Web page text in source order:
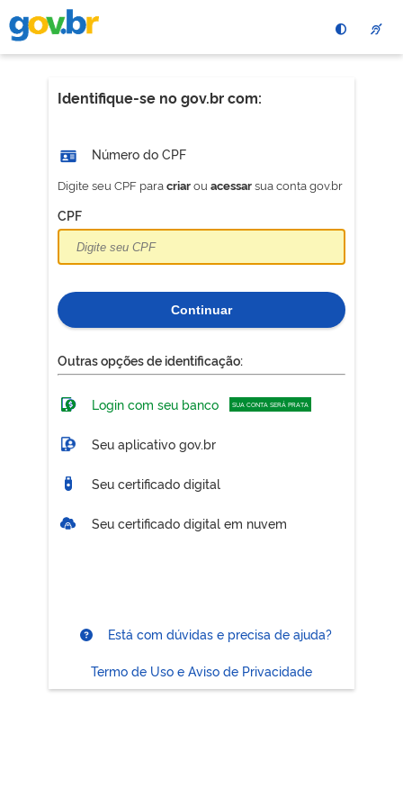
para
conteÃºdo
Identifique-se no gov.br com:
Número do CPF
Digite seu CPF paracriarou acessarsua conta gov.br
CPF
Continuar
Outras opções de identificação:
Login com seu banco SUA CONTA SERÁ PRATA
Seu aplicativo gov.br
Seu certificado digital
Seu certificado digital em nuvem
Está com dúvidas e precisa de ajuda?
Termo de Uso e Aviso de Privacidade